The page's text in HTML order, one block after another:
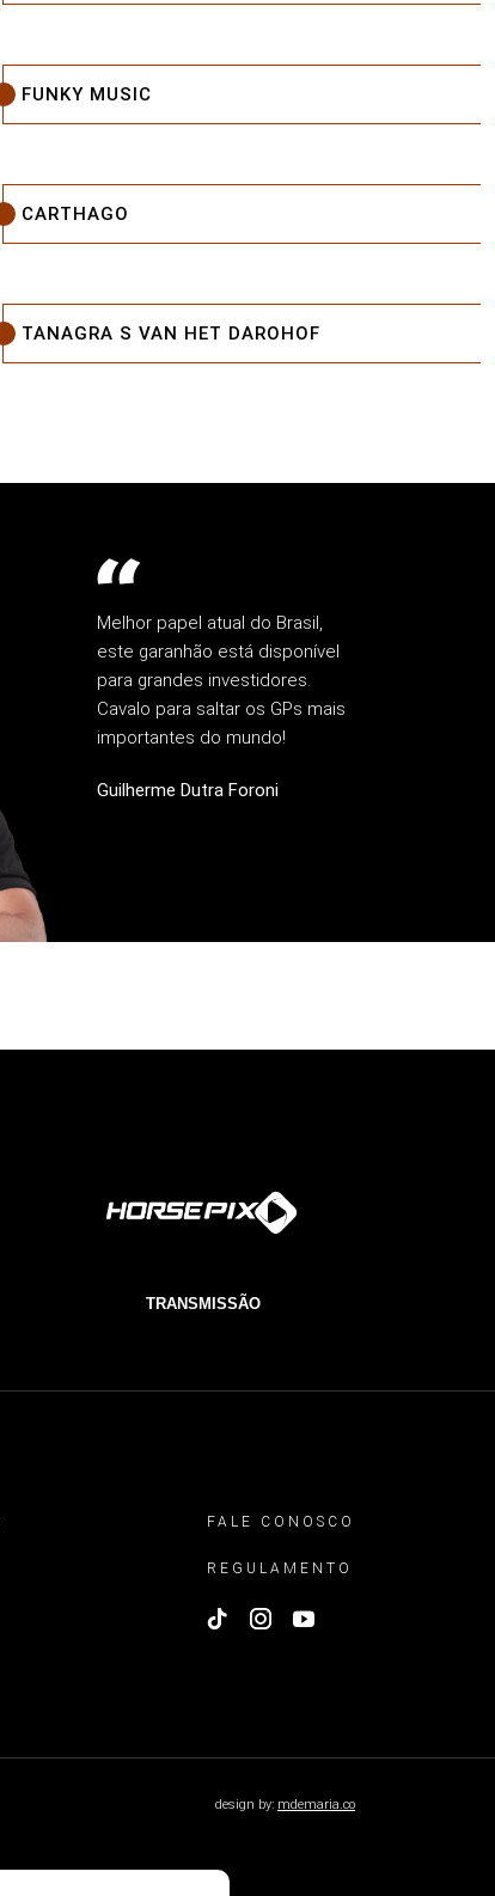
FUNKY MUSIC
CARTHAGO
TANAGRA S VAN HET DAROHOF
Melhor papel atual do Brasil,
este garanhão está disponível
para grandes investidores.
Cavalo para saltar os GPs mais
importantes do mundo!
Guilherme Dutra Foroni
TRANSMISSÃO
FALE CONOSCO
REGULAMENTO
design by: mdemaria.co